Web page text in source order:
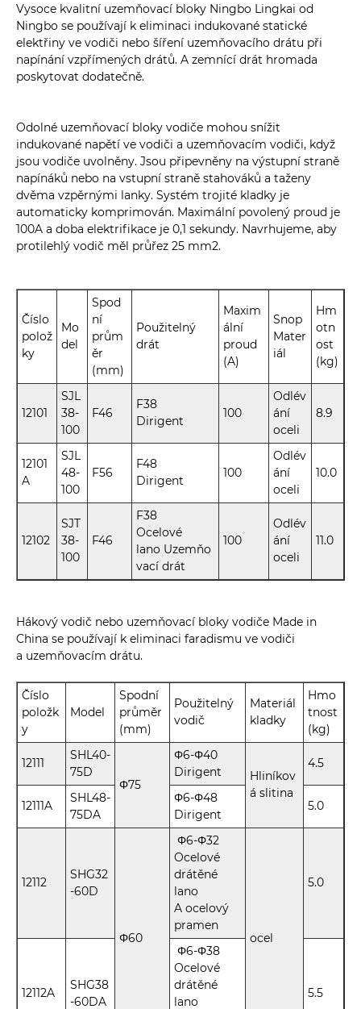
Vysoce kvalitní uzemňovací bloky Ningbo Lingkai od
Ningbo se používají k eliminaci indukované statické
elektřiny ve vodiči nebo šíření uzemňovacího drátu při
napínání vzpřímených drátů. A zemnící drát hromada
poskytovat dodatečně.
Odolné uzemňovací bloky vodiče mohou snížit
indukované napětí ve vodiči a uzemňovacím vodiči, když
jsou vodiče uvolněny. Jsou připevněny na výstupní straně
napínáků nebo na vstupní straně stahováků a taženy
dvěma vzpěrnými lanky. Systém trojité kladky je
automaticky komprimován. Maximální povolený proud je
100A a doba elektrifikace je 0,1 sekundy. Navrhujeme, aby
protilehlý vodič měl průřez 25 mm2.
Číslo
polož
ky
Mo
del
Spod
ní
prům
ěr
(mm)
Použitelný
drát
Maxim
ální
proud
(A)
Snop
Mater
iál
Hm
otn
ost
(kg)
12101
SJL
38-
100
F46
F38
Dirigent
100
Odlév
ání
oceli
8.9
12101
A
SJL
48-
100
F56
F48
Dirigent
100
Odlév
ání
oceli
10.0
12102
SJT
38-
100
F46
F38
Ocelové
lano Uzemňo
vací drát
100
Odlév
ání
oceli
11.0
Hákový vodič nebo uzemňovací bloky vodiče Made in
China se používají k eliminaci faradismu ve vodiči
a uzemňovacím drátu.
Číslo
položk
y
Model
Spodní
průměr
(mm)
Použitelný
vodič
Materiál
kladky
Hmo
tnost
(kg)
12111
SHL40-
75D
Φ75
Φ6-Φ40
Dirigent
Hliníkov
á slitina
4.5
12111A
SHL48-
75DA
Φ6-Φ48
Dirigent
5.0
12112
SHG32
-60D
Φ60
Φ6-Φ32
Ocelové
drátěné
lano
A ocelový
pramen
ocel
5.0
12112A
SHG38
-60DA
Φ6-Φ38
Ocelové
drátěné
lano
5.5